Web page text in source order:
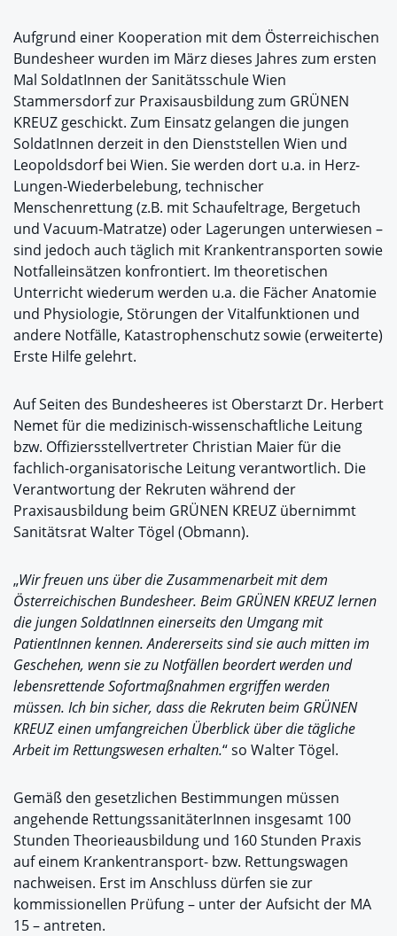
Aufgrund einer Kooperation mit dem Österreichischen
Bundesheer wurden im März dieses Jahres zum ersten
Mal SoldatInnen der Sanitätsschule Wien
Stammersdorf zur Praxisausbildung zum GRÜNEN
KREUZ geschickt. Zum Einsatz gelangen die jungen
SoldatInnen derzeit in den Dienststellen Wien und
Leopoldsdorf bei Wien. Sie werden dort u.a. in Herz-
Lungen-Wiederbelebung, technischer
Menschenrettung (z.B. mit Schaufeltrage, Bergetuch
und Vacuum-Matratze) oder Lagerungen unterwiesen –
sind jedoch auch täglich mit Krankentransporten sowie
Notfalleinsätzen konfrontiert. Im theoretischen
Unterricht wiederum werden u.a. die Fächer Anatomie
und Physiologie, Störungen der Vitalfunktionen und
andere Notfälle, Katastrophenschutz sowie (erweiterte)
Erste Hilfe gelehrt.
Auf Seiten des Bundesheeres ist Oberstarzt Dr. Herbert
Nemet für die medizinisch-wissenschaftliche Leitung
bzw. Offiziersstellvertreter Christian Maier für die
fachlich-organisatorische Leitung verantwortlich. Die
Verantwortung der Rekruten während der
Praxisausbildung beim GRÜNEN KREUZ übernimmt
Sanitätsrat Walter Tögel (Obmann).
„Wir freuen uns über die Zusammenarbeit mit dem
Österreichischen Bundesheer. Beim GRÜNEN KREUZ lernen
die jungen SoldatInnen einerseits den Umgang mit
PatientInnen kennen. Andererseits sind sie auch mitten im
Geschehen, wenn sie zu Notfällen beordert werden und
lebensrettende Sofortmaßnahmen ergriffen werden
müssen. Ich bin sicher, dass die Rekruten beim GRÜNEN
KREUZ einen umfangreichen Überblick über die tägliche
Arbeit im Rettungswesen erhalten.“ so Walter Tögel.
Gemäß den gesetzlichen Bestimmungen müssen
angehende RettungssanitäterInnen insgesamt 100
Stunden Theorieausbildung und 160 Stunden Praxis
auf einem Krankentransport- bzw. Rettungswagen
nachweisen. Erst im Anschluss dürfen sie zur
kommissionellen Prüfung – unter der Aufsicht der MA
15 – antreten.